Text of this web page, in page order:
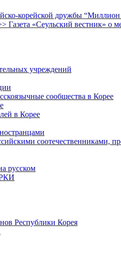
корейской дружбы “Миллион
Газета «Сеульский вестник» о
учреждений
сообщества в Корее
в Корее
соотечественниками,
русском
РКИ
Республики Корея